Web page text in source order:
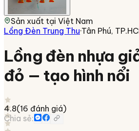
Sản xuất tại Việt Nam
Lồng Đèn Trung Thu·Tân Phú,
Lồng đèn nhựa
đỏ — tạo hình nổi
4.8(16 đánh giá)
Chia sẻ: